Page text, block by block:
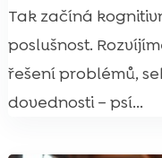
Tak začíná
poslušnost.
řešení problémů,
dovednosti – psí...